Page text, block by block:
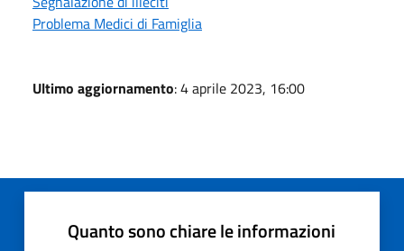
Problema Medici di Famiglia
Ultimo aggiornamento: 4 aprile 2023, 16:00
Quanto sono chiare le informazioni